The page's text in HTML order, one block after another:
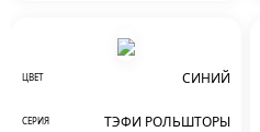
ЦВЕТ СИНИЙ
СЕРИЯ ТЭФИ РОЛЬШТОРЫ